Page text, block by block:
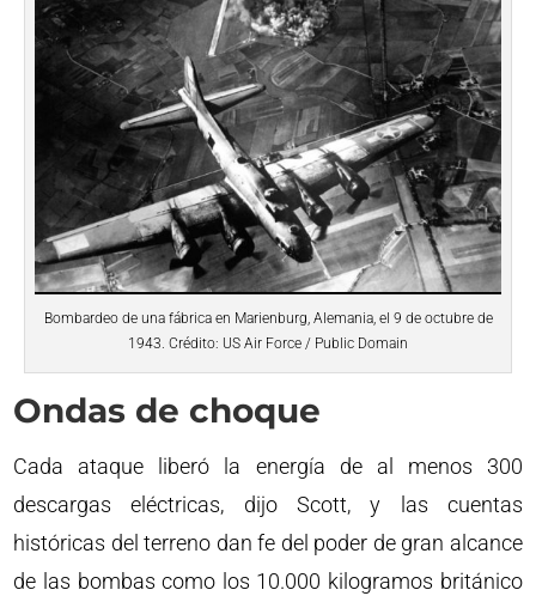
Bombardeo de una fábrica en Marienburg, Alemania, el 9 de octubre de
1943. Crédito: US Air Force / Public Domain
Ondas de choque
Cada ataque liberó la energía de al menos 300
descargas eléctricas, dijo Scott, y las cuentas
históricas del terreno dan fe del poder de gran alcance
de las bombas como los 10.000 kilogramos británico